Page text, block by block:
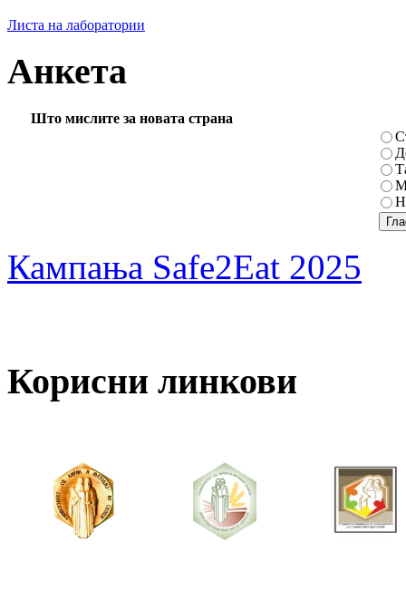
Листа на лаборатории
Анкета
Што мислите за новата страна
Кампања Safe2Eat 2025
Корисни линкови